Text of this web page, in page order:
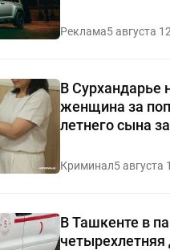
Реклама5 августа
В Сурхандарье
женщина за
летнего сына
Криминал5 августа
В Ташкенте в
четырехлетняя